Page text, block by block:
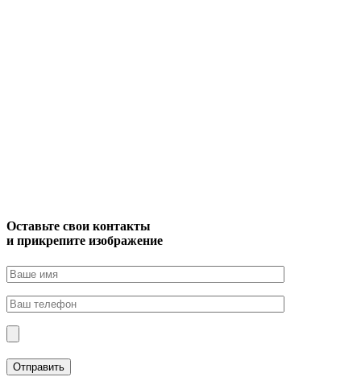
Оставьте свои контакты
и прикрепите изображение